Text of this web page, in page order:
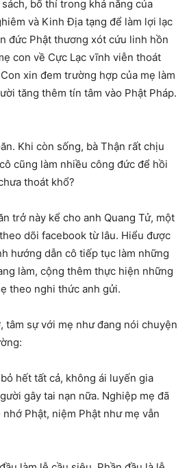
bố thí trong khả năng của
và Kinh Địa tạng để làm lợi lạc
đức Phật thương xót cứu linh hồn
con về Cực Lạc vĩnh viễn thoát
xin đem trường hợp của mẹ làm
tăng thêm tín tâm vào Phật Pháp.
Khi còn sống, bà Thận rất chịu
cũng làm nhiều công đức để hồi
thoát khổ?
trở này kể cho anh Quang Tử, một
dõi facebook từ lâu. Hiểu được
hướng dẫn cô tiếp tục làm những
làm, cộng thêm thực hiện những
theo nghi thức anh gửi.
tâm sự với mẹ như đang nói chuyện
hết tất cả, không ái luyến gia
gây tai nạn nữa. Nghiệp mẹ đã
Phật, niệm Phật như mẹ vẫn